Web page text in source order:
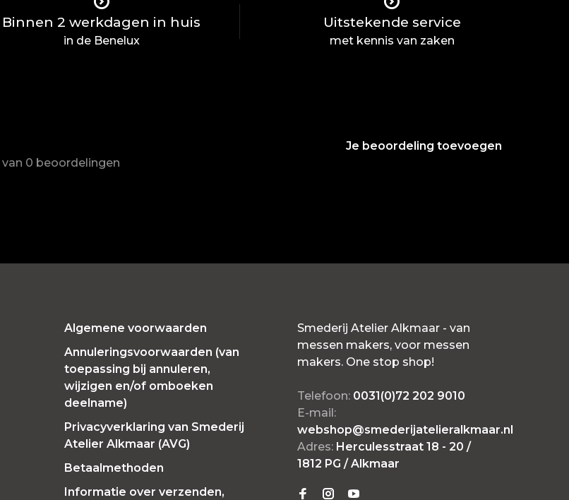
Binnen 2 werkdagen in huis
in de Benelux
Uitstekende service
met kennis van zaken
0 beoordelingen
Je beoordeling toevoegen
Algemene voorwaarden
Annuleringsvoorwaarden (van
toepassing bij annuleren,
wijzigen en/of omboeken
deelname)
Privacyverklaring van Smederij
Atelier Alkmaar (AVG)
Betaalmethoden
Informatie over verzenden,
Smederij Atelier Alkmaar - van
messen makers, voor messen
makers. One stop shop!
Telefoon: 0031(0)72 202 9010
E-mail:
webshop@smederijatelieralkmaar.nl
Adres: Herculesstraat 18 - 20 /
1812 PG / Alkmaar